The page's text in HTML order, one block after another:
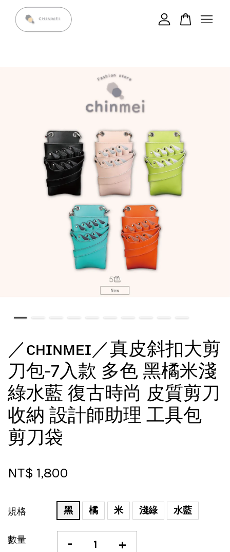
／ᴄʜɪɴᴍᴇɪ／真皮斜扣大剪
刀包-7入款 多色 黑橘米淺
綠水藍 復古時尚 皮質剪刀
收納 設計師助理 工具包
剪刀袋
NT$ 1,800
規格 黑 橘 米 淺綠 水藍
數量 - +
繼續購物